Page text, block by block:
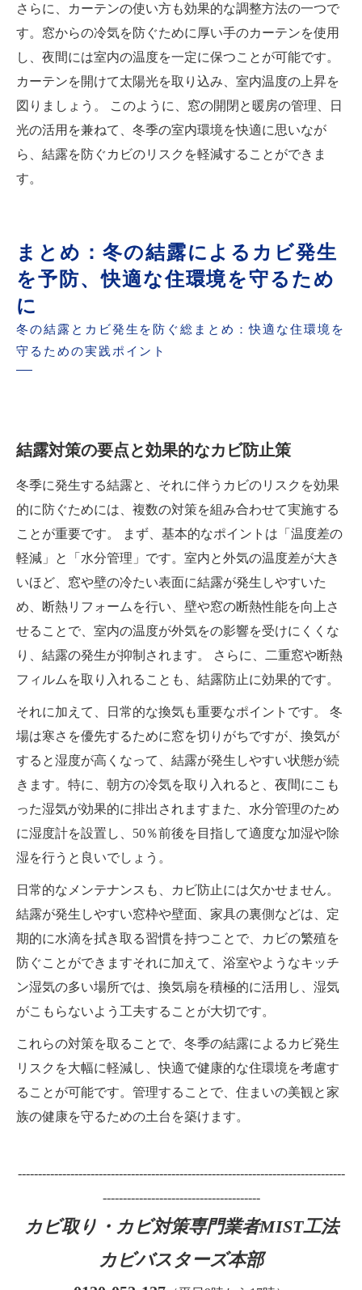
さらに、カーテンの使い方も効果的な調整方法の一つで
す。窓からの冷気を防ぐために厚い手のカーテンを使用
し、夜間には室内の温度を一定に保つことが可能です。
カーテンを開けて太陽光を取り込み、室内温度の上昇を
図りましょう。 このように、窓の開閉と暖房の管理、日
光の活用を兼ねて、冬季の室内環境を快適に思いなが
ら、結露を防ぐカビのリスクを軽減することができま
す。
まとめ：冬の結露によるカビ発生
を予防、快適な住環境を守るため
に
冬の結露とカビ発生を防ぐ総まとめ：快適な住環境を
守るための実践ポイント
結露対策の要点と効果的なカビ防止策
冬季に発生する結露と、それに伴うカビのリスクを効果
的に防ぐためには、複数の対策を組み合わせて実施する
ことが重要です。 まず、基本的なポイントは「温度差の
軽減」と「水分管理」です。室内と外気の温度差が大き
いほど、窓や壁の冷たい表面に結露が発生しやすいた
め、断熱リフォームを行い、壁や窓の断熱性能を向上さ
せることで、室内の温度が外気をの影響を受けにくくな
り、結露の発生が抑制されます。 さらに、二重窓や断熱
フィルムを取り入れることも、結露防止に効果的です。
それに加えて、日常的な換気も重要なポイントです。 冬
場は寒さを優先するために窓を切りがちですが、換気が
すると湿度が高くなって、結露が発生しやすい状態が続
きます。特に、朝方の冷気を取り入れると、夜間にこも
った湿気が効果的に排出されますまた、水分管理のため
に湿度計を設置し、50％前後を目指して適度な加湿や除
湿を行うと良いでしょう。
日常的なメンテナンスも、カビ防止には欠かせません。
結露が発生しやすい窓枠や壁面、家具の裏側などは、定
期的に水滴を拭き取る習慣を持つことで、カビの繁殖を
防ぐことができますそれに加えて、浴室やようなキッチ
ン湿気の多い場所では、換気扇を積極的に活用し、湿気
がこもらないよう工夫することが大切です。
これらの対策を取ることで、冬季の結露によるカビ発生
リスクを大幅に軽減し、快適で健康的な住環境を考慮す
ることが可能です。管理することで、住まいの美観と家
族の健康を守るための土台を築けます。
---------------------------------------------------------------------------------
---------------------------------------
カビ取り・カビ対策専門業者MIST工法
カビバスターズ本部